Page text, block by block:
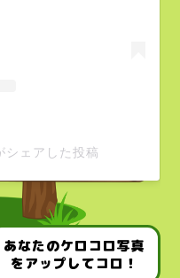
シェアした投稿
あなたのケロコロ写真
をアップしてコロ！